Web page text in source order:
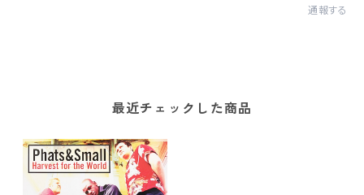
通報する
最近チェックした商品